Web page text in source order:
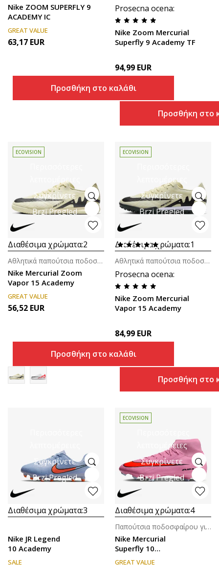
Nike ZOOM SUPERFLY 9
ACADEMY IC
GREAT VALUE
63,17 EUR
Προσθήκη στο καλάθι
Prosecna ocena:
Nike Zoom Mercurial
Superfly 9 Academy TF
94,99 EUR
Προσθήκη στο
λεπτομέρειες
Συγκρίνετε
Brzi Pregled
ECOVISION
Διαθέσιμα χρώματα:2
Nike Mercurial Zoom
Vapor 15 Academy
Αθλητικά παπούτσια ποδοσφαίρου για άνδρες
GREAT VALUE
56,52 EUR
Προσθήκη στο καλάθι
λεπτομέρειες
Συγκρίνετε
Brzi Pregled
ECOVISION
Διαθέσιμα χρώματα:1
Prosecna ocena:
Nike Zoom Mercurial
Vapor 15 Academy
Αθλητικά παπούτσια ποδοσφαίρου για άνδρες
84,99 EUR
Προσθήκη στο
Συγκρίνετε
Brzi Pregled
Διαθέσιμα χρώματα:3
Nike JR Legend
10 Academy
SALE
λεπτομέρειες
Συγκρίνετε
Brzi Pregled
ECOVISION
Διαθέσιμα χρώματα:4
Nike Mercurial
Superfly 10
Academy MG
Παπούτσια ποδοσφαίρου για άνδρες
GREAT VALUE